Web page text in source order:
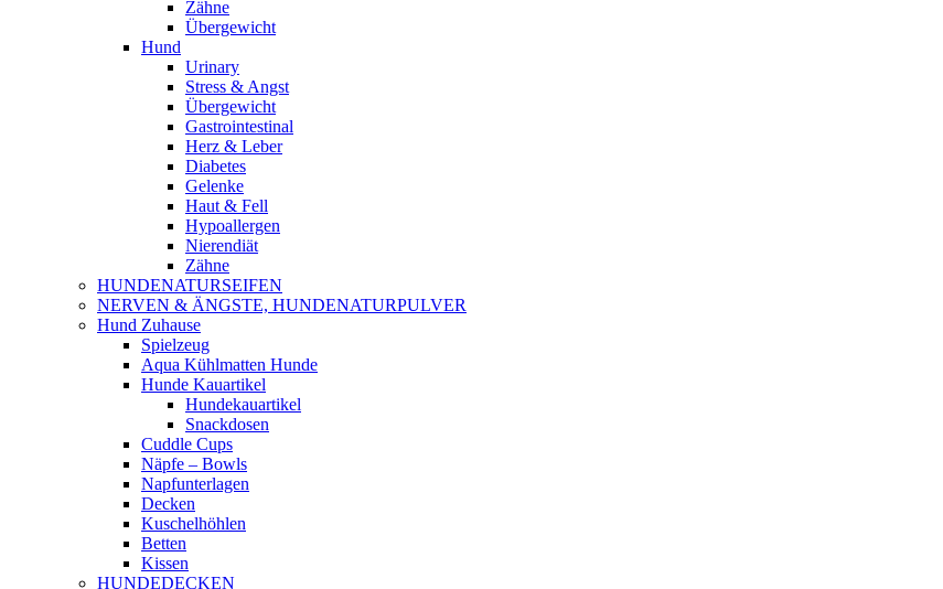
Zähne
Übergewicht
Hund
Urinary
Stress & Angst
Übergewicht
Gastrointestinal
Herz & Leber
Diabetes
Gelenke
Haut & Fell
Hypoallergen
Nierendiät
Zähne
HUNDENATURSEIFEN
NERVEN & ÄNGSTE, HUNDENATURPULVER
Hund Zuhause
Spielzeug
Aqua Kühlmatten Hunde
Hunde Kauartikel
Hundekauartikel
Snackdosen
Cuddle Cups
Näpfe – Bowls
Napfunterlagen
Decken
Kuschelhöhlen
Betten
Kissen
HUNDEDECKEN